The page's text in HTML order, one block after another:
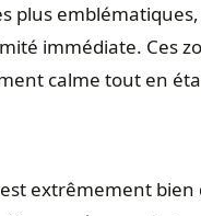
plus
immédiate. Ces
calme tout en
extrêmement bien